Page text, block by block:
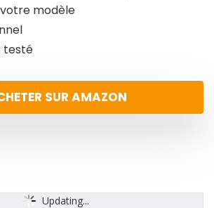
modèle
testé
SUR AMAZON
Updating...